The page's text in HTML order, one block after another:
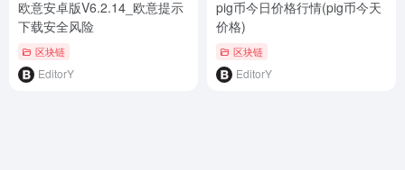
欧意安卓版V6.2.14_欧意提示
下载安全风险
区块链
EditorY
pig币今日价格行情(pig币今天
价格)
区块链
EditorY